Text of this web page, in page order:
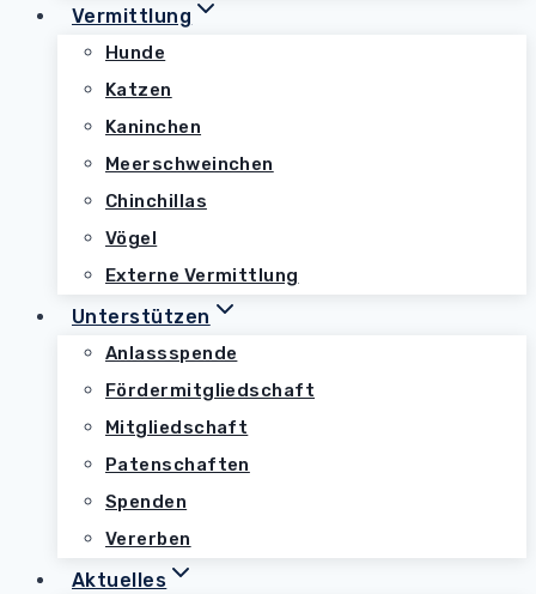
Vermittlung
Hunde
Katzen
Kaninchen
Meerschweinchen
Chinchillas
Vögel
Externe Vermittlung
Unterstützen
Anlassspende
Fördermitgliedschaft
Mitgliedschaft
Patenschaften
Spenden
Vererben
Aktuelles